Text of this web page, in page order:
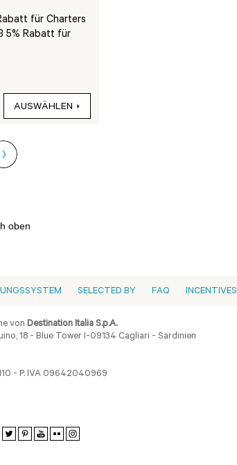
für Charters
5% Rabatt für
AUSWÄHLEN
oben
SELECTED BY FAQ INCENTIVES
vonDestination Italia S.p.A.
18 - Blue Tower I-09134 Cagliari - Sardinien
- P. IVA 09642040969